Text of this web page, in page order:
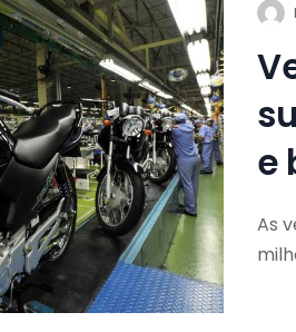
e
As